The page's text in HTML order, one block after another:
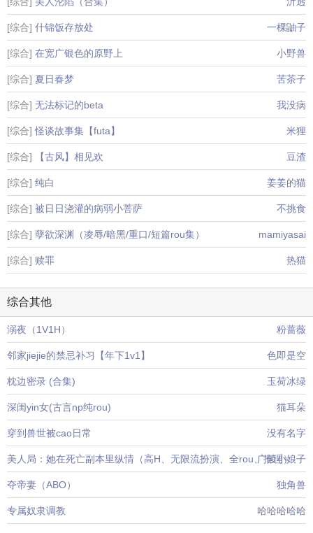
[综合] 什锦饭存放处 一棵鼬子
[综合] 在宽广银色的原野上 小野兽
[综合] 夏日春梦 苦茶子
[综合] 无法标记的beta 我没病
[综合] 怪谈故事集【futa】 米狸
[综合] 【古风】相见欢 豆渣
[综合] 纯白 姜姜的猫
[综合] 被日日浇灌的病弱小菩萨 不挑食
[综合] 孽欲深渊（凌辱/暗黑/重口/短篇rou集） mamiyasai
[综合] 赎罪 热猫
综合其他
溺夜（1V1H） 粉蔷薇
邻家jiejie的禁忌补习【年下1v1】 色即是空
枕边密录 (合集) 玉荷冰绿
深闺yin女(古言np纯rou) 猫耳朵
穿到兽世被cao日常 没有名字
美人局：她在死亡副本里纵情（高H、无限流扮演、全rou、推理）
广陵小娘子
夺帝妻（ABO） 独角兽
专属奴隶调教 哈哈哈哈哈